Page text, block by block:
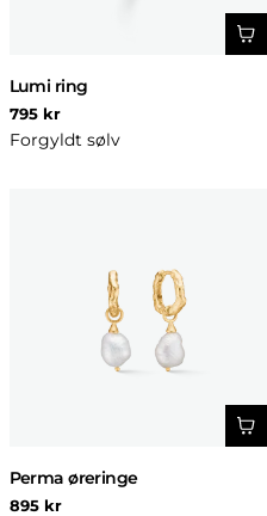
Lumi ring
Normal
pris
795 kr
Forgyldt sølv
Perma øreringe
Normal
895 kr